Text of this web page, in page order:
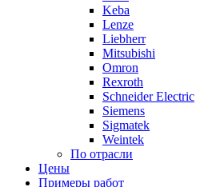
Keba
Lenze
Liebherr
Mitsubishi
Omron
Rexroth
Schneider Electric
Siemens
Sigmatek
Weintek
По отрасли
Цены
Примеры работ